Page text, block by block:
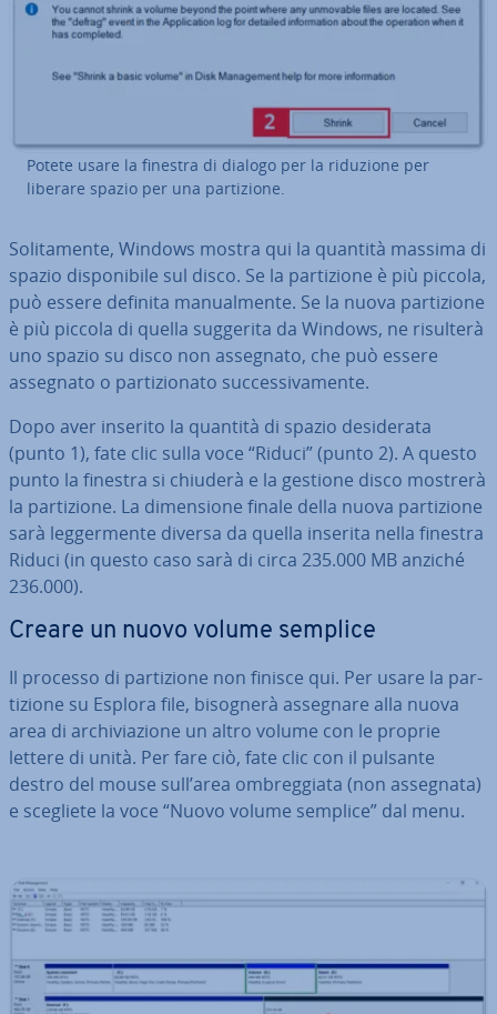
Potete usare la finestra di dialogo per la riduzione per
liberare spazio per una par­ti­zio­ne.
So­li­ta­men­te, Windows mostra qui la quantità massima di
spazio di­spo­ni­bi­le sul disco. Se la par­ti­zio­ne è più piccola,
può essere definita ma­nual­men­te. Se la nuova par­ti­zio­ne
è più piccola di quella suggerita da Windows, ne risulterà
uno spazio su disco non assegnato, che può essere
assegnato o par­ti­zio­na­to suc­ces­si­va­men­te.
Dopo aver inserito la quantità di spazio de­si­de­ra­ta
(punto 1), fate clic sulla voce “Riduci” (punto 2). A questo
punto la finestra si chiuderà e la gestione disco mostrerà
la par­ti­zio­ne. La di­men­sio­ne finale della nuova par­ti­zio­ne
sarà leg­ger­men­te diversa da quella inserita nella finestra
Riduci (in questo caso sarà di circa 235.000 MB anziché
236.000).
Creare un nuovo volume semplice
Il processo di par­ti­zio­ne non finisce qui. Per usare la par­
ti­zio­ne su Esplora file, bisognerà assegnare alla nuova
area di ar­chi­via­zio­ne un altro volume con le proprie
lettere di unità. Per fare ciò, fate clic con il pulsante
destro del mouse sull’area om­breg­gia­ta (non assegnata)
e scegliete la voce “Nuovo volume semplice” dal menu.